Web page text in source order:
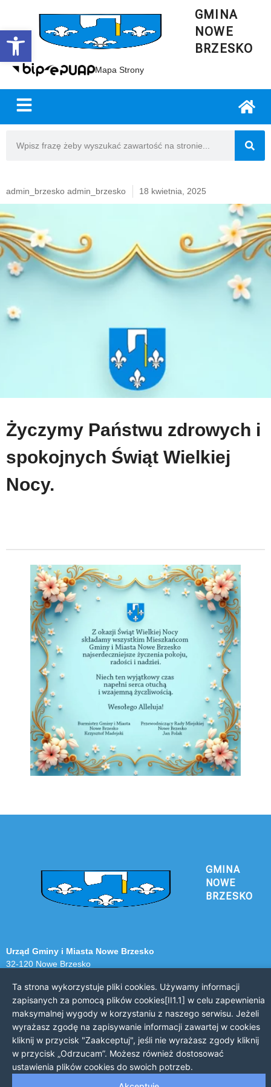
Open toolbar
GMINA
NOWE
BRZESKO
Mapa Strony
admin_brzesko admin_brzesko 18 kwietnia, 2025
Życzymy Państwu zdrowych i
spokojnych Świąt Wielkiej
Nocy.
GMINA
NOWE
BRZESKO
Urząd Gminy i Miasta Nowe Brzesko
32-120 Nowe Brzesko
KONTAKT Z URZĘDEM
Telefon: 12 385 20 94
Faks: 12 385 03 55
Email: sekretariat@nowe-brzesko.pl
GODZINY PRACY
Ta strona wykorzystuje pliki cookies. Używamy informacji
zapisanych za pomocą plików cookies[II1.1] w celu zapewnienia
maksymalnej wygody w korzystaniu z naszego serwisu. Jeżeli
wyrażasz zgodę na zapisywanie informacji zawartej w cookies
kliknij w przycisk "Zaakceptuj", jeśli nie wyrażasz zgody kliknij
w przycisk „Odrzucam”. Możesz również dostosować
ustawienia plików cookies do swoich potrzeb.